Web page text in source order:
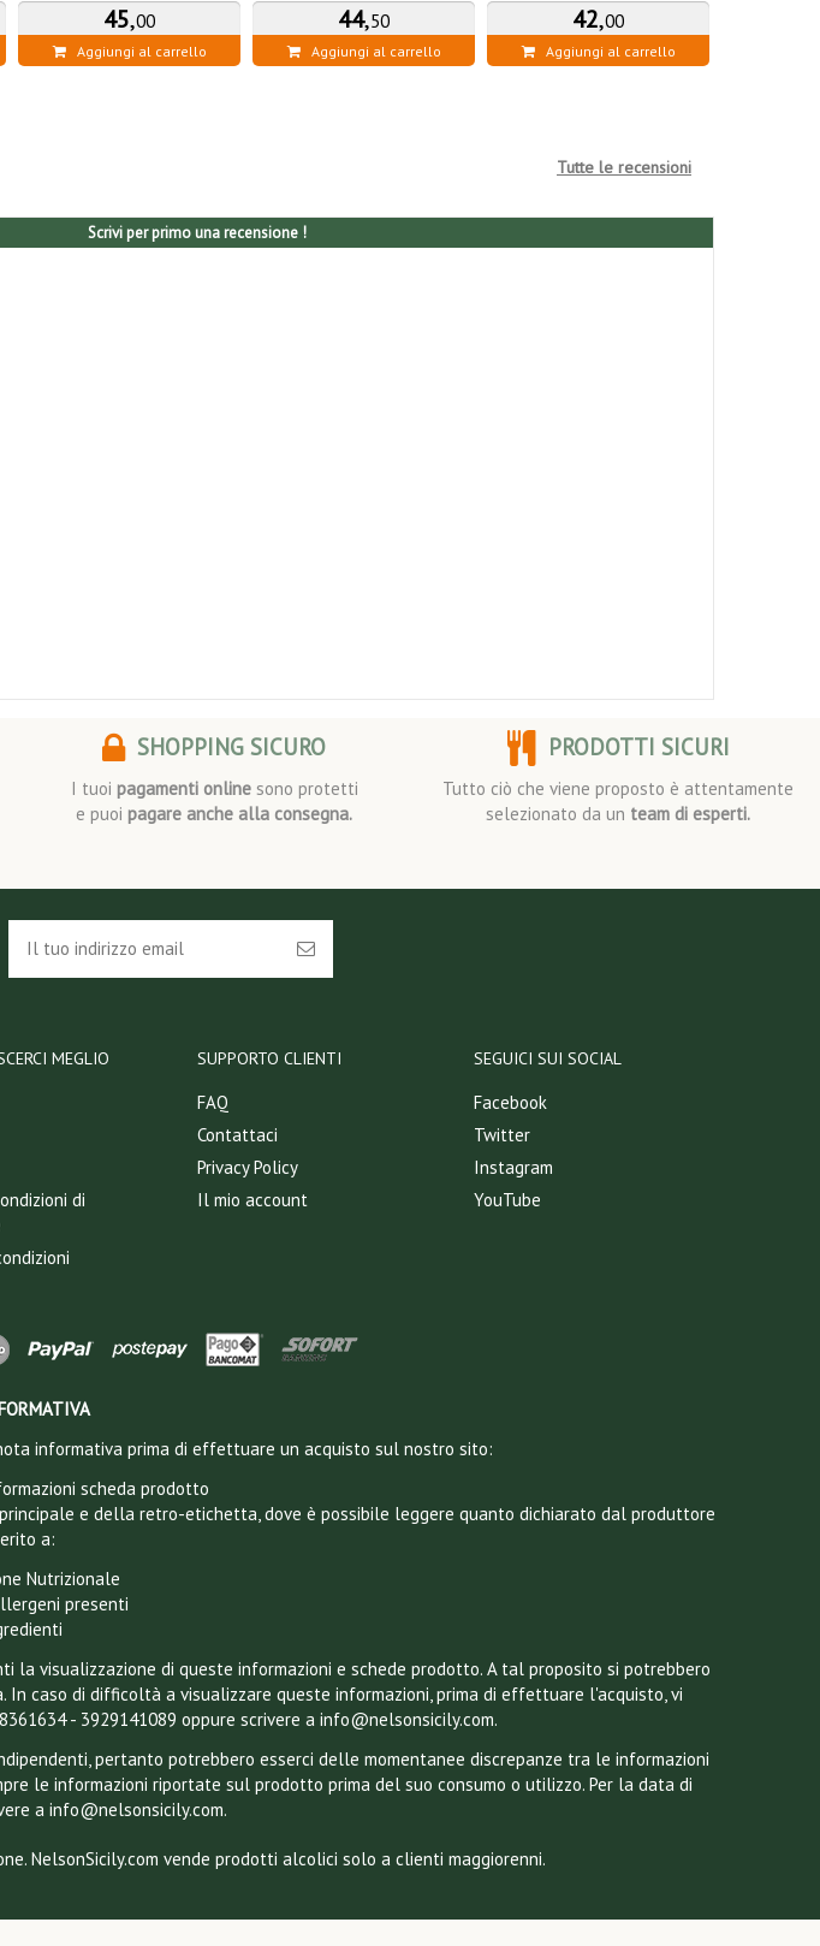
45,00
Aggiungi al carrello
44,50
Aggiungi al carrello
42,00
Aggiungi al carrello
Tutte le recensioni
Scrivi per primo una recensione !
SHOPPING SICURO
I tuoi pagamenti onlinesono protetti
e puoi pagare anche alla consegna.
PRODOTTI SICURI
Tutto ciò che viene proposto è attentamente
selezionato da un team di esperti.
MEGLIO
di
SUPPORTO CLIENTI
FAQ
Contattaci
Privacy Policy
Il mio account
SEGUICI SUI SOCIAL
Facebook
Twitter
Instagram
YouTube
informativa prima di effettuare un acquisto sul nostro sito:
scheda prodotto
e della retro-etichetta, dove è possibile leggere quanto dichiarato dal produttore
a:
Nutrizionale
presenti
visualizzazione di queste informazioni e schede prodotto. A tal proposito si potrebbero
caso di difficoltà a visualizzare queste informazioni, prima di effettuare l'acquisto, vi
- 3929141089 oppure scrivere a info@nelsonsicily.com.
pertanto potrebbero esserci delle momentanee discrepanze tra le informazioni
le informazioni riportate sul prodotto prima del suo consumo o utilizzo. Per la data di
a info@nelsonsicily.com.
NelsonSicily.com vende prodotti alcolici solo a clienti maggiorenni.